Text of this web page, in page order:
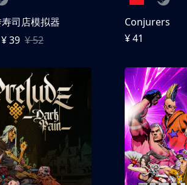
司店模拟器
¥ 39 ¥ 52
Conjurers
¥ 41